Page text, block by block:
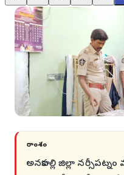
సారాంశం
అనకాపల్లి జిల్లా